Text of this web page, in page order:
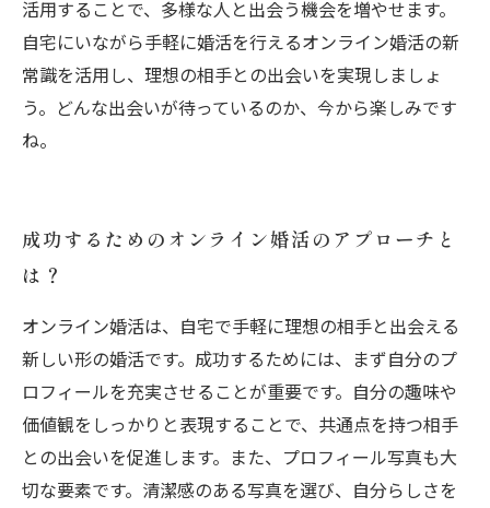
活用することで、多様な人と出会う機会を増やせます。
自宅にいながら手軽に婚活を行えるオンライン婚活の新
常識を活用し、理想の相手との出会いを実現しましょ
う。どんな出会いが待っているのか、今から楽しみです
ね。
成功するためのオンライン婚活のアプローチと
は？
オンライン婚活は、自宅で手軽に理想の相手と出会える
新しい形の婚活です。成功するためには、まず自分のプ
ロフィールを充実させることが重要です。自分の趣味や
価値観をしっかりと表現することで、共通点を持つ相手
との出会いを促進します。また、プロフィール写真も大
切な要素です。清潔感のある写真を選び、自分らしさを